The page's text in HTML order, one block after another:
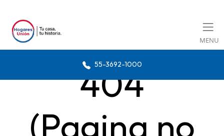
MENU
55-3692-1000
404
(Pagina no